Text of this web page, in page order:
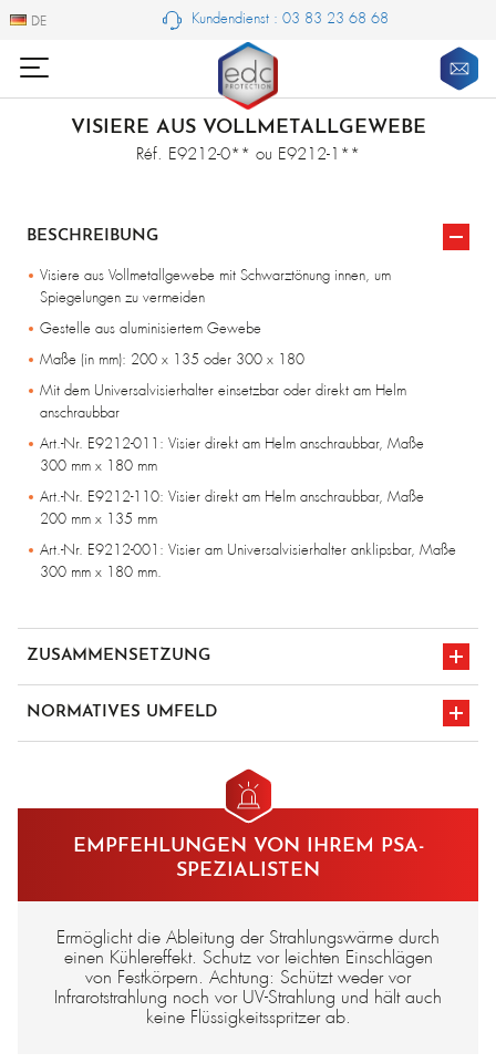
DE
DE Kundendienst : 03 83 23 68 68
VISIERE AUS VOLLMETALLGEWEBE
Réf. E9212-0** ou E9212-1**
BESCHREIBUNG
Visiere aus Vollmetallgewebe mit Schwarztönung innen, um
Spiegelungen zu vermeiden
Gestelle aus aluminisiertem Gewebe
Maße (in mm): 200 x 135 oder 300 x 180
Mit dem Universalvisierhalter einsetzbar oder direkt am Helm
anschraubbar
Art.-Nr. E9212-011: Visier direkt am Helm anschraubbar, Maße
300 mm x 180 mm
Art.-Nr. E9212-110: Visier direkt am Helm anschraubbar, Maße
200 mm x 135 mm
Art.-Nr. E9212-001: Visier am Universalvisierhalter anklipsbar, Maße
300 mm x 180 mm.
ZUSAMMENSETZUNG
Gestell aus aluminisiertem Gewebe
NORMATIVES UMFELD
EMPFEHLUNGEN VON IHREM PSA-
SPEZIALISTEN
Ermöglicht die Ableitung der Strahlungswärme durch
einen Kühlereffekt. Schutz vor leichten Einschlägen
von Festkörpern. Achtung: Schützt weder vor
Infrarotstrahlung noch vor UV-Strahlung und hält auch
keine Flüssigkeitsspritzer ab.